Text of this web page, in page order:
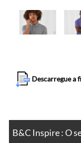
Descarregue a
B&C Inspire : O